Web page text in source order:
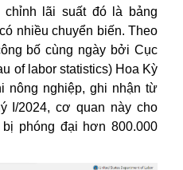
lãi suất đó là bảng
nhiều chuyển biến. Theo
bố cùng ngày bởi Cục
of labor statistics) Hoa Kỳ
nông nghiệp, ghi nhận từ
I/2024, cơ quan này cho
phóng đại hơn 800.000